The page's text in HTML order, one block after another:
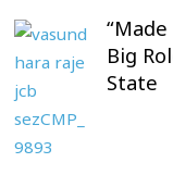
Big
State